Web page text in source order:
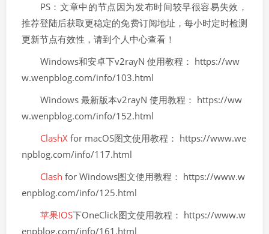
PS：文章中的节点因为发布时间较早很容易失效，
推荐登陆后获取更稳定的免费订阅地址，每小时定时检测
更新节点有效性，请到个人中心查看！
Windows和安卓下v2rayN 使用教程： https://ww
w.wenpblog.com/info/103.html
Windows 最新版本v2rayN 使用教程： https://ww
w.wenpblog.com/info/152.html
ClashXfor macOS图文使用教程： https://www.we
npblog.com/info/117.html
Clash for Windows图文使用教程： https://www.w
enpblog.com/info/125.html
苹果IOS下OneClick图文使用教程： https://www.w
enpblog.com/info/161.html